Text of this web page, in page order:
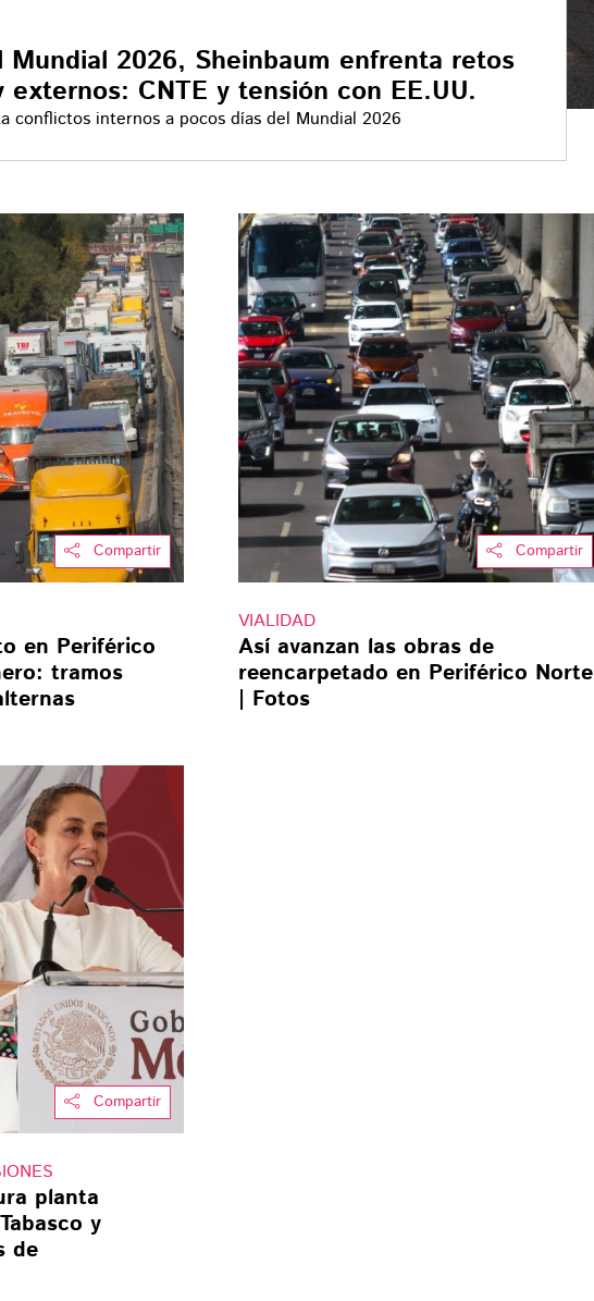
Mundial 2026, Sheinbaum enfrenta retos
externos: CNTE y tensión con EE.UU.
conflictos internos a pocos días del Mundial 2026
Compartir
en Periférico
tramos
Compartir
VIALIDAD
Así avanzan las obras de
reencarpetado en Periférico Norte
| Fotos
Compartir
planta
y
de